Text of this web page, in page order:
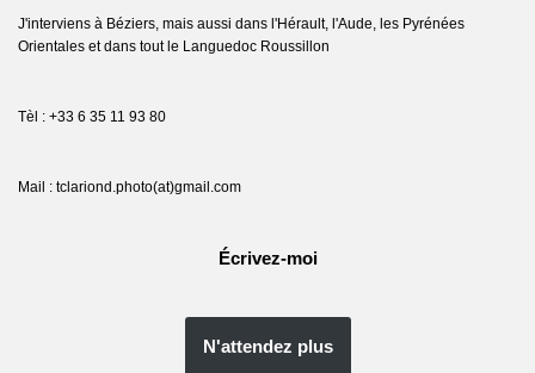
J'interviens à Béziers, mais aussi dans l'Hérault, l'Aude, les Pyrénées
Orientales et dans tout le Languedoc Roussillon
Tèl : +33 6 35 11 93 80
Mail : tclariond.photo(at)gmail.com
Écrivez-moi
N'attendez plus